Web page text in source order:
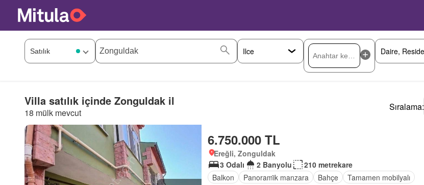
Villa satılık içinde Zonguldak il
18 mülk mevcut
Sıralama:
6.750.000 TL
Ereğli, Zonguldak
3 Odalı
2 Banyolu
210 metrekare
Balkon
Panorami̇k manzara Bahçe Tamamen mobilyalı